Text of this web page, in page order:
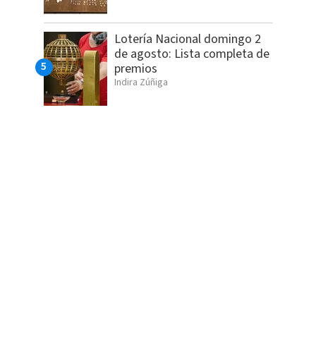
Lotería Nacional domingo 2
de agosto: Lista completa de
premios
Indira Zúñiga